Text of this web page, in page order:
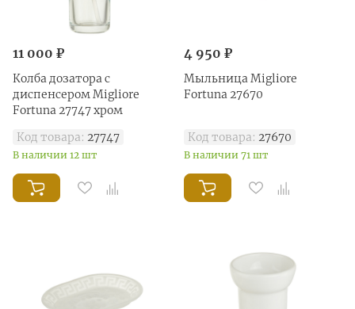
11 000 ₽
Колба дозатора с
диспенсером Migliore
Fortuna 27747 хром
Код товара: 27747
В наличии 12 шт
4 950 ₽
Мыльница Migliore
Fortuna 27670
Код товара: 27670
В наличии 71 шт